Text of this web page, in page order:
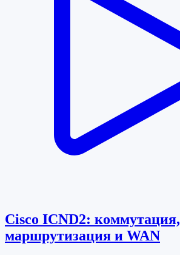
Cisco ICND2: коммутация,
маршрутизация и WAN